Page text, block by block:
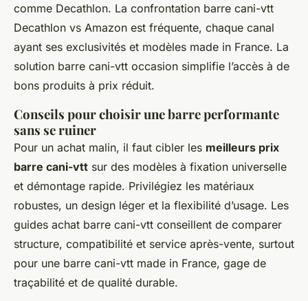
comme Decathlon. La confrontation barre cani-vtt
Decathlon vs Amazon est fréquente, chaque canal
ayant ses exclusivités et modèles made in France. La
solution barre cani-vtt occasion simplifie l’accès à de
bons produits à prix réduit.
Conseils pour choisir une barre performante
sans se ruiner
Pour un achat malin, il faut cibler les meilleurs prix
barre cani-vtt sur des modèles à fixation universelle
et démontage rapide. Privilégiez les matériaux
robustes, un design léger et la flexibilité d’usage. Les
guides achat barre cani-vtt conseillent de comparer
structure, compatibilité et service après-vente, surtout
pour une barre cani-vtt made in France, gage de
traçabilité et de qualité durable.